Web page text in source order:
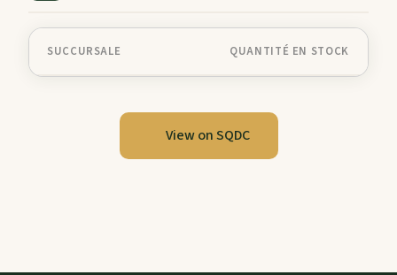
SUCCURSALE QUANTITÉ EN STOCK
View on SQDC